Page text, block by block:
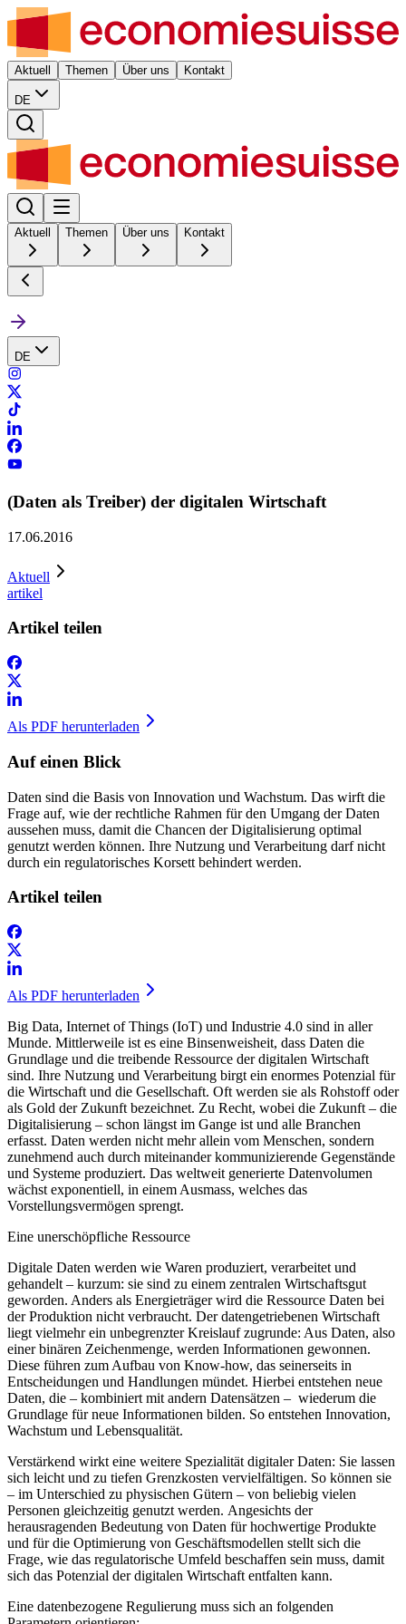
Aktuell Themen Über uns Kontakt
DE
Aktuell Themen Über uns Kontakt
DE
(Daten als Treiber) der digitalen Wirtschaft
17.06.2016
Aktuell
artikel
Artikel teilen
Als PDF herunterladen
Auf einen Blick
Daten sind die Basis von Innovation und Wachstum. Das wirft die
Frage auf, wie der rechtliche Rahmen für den Umgang der Daten
aussehen muss, damit die Chancen der Digitalisierung optimal
genutzt werden können. Ihre Nutzung und Verarbeitung darf nicht
durch ein regulatorisches Korsett behindert werden.
Artikel teilen
Als PDF herunterladen
Big Data, Internet of Things (IoT) und Industrie 4.0 sind in aller
Munde. Mittlerweile ist es eine Binsenweisheit, dass Daten die
Grundlage und die treibende Ressource der digitalen Wirtschaft
sind. Ihre Nutzung und Verarbeitung birgt ein enormes Potenzial für
die Wirtschaft und die Gesellschaft. Oft werden sie als Rohstoff oder
als Gold der Zukunft bezeichnet. Zu Recht, wobei die Zukunft – die
Digitalisierung – schon längst im Gange ist und alle Branchen
erfasst. Daten werden nicht mehr allein vom Menschen, sondern
zunehmend auch durch miteinander kommunizierende Gegenstände
und Systeme produziert. Das weltweit generierte Datenvolumen
wächst exponentiell, in einem Ausmass, welches das
Vorstellungsvermögen sprengt.
Eine unerschöpfliche Ressource
Digitale Daten werden wie Waren produziert, verarbeitet und
gehandelt – kurzum: sie sind zu einem zentralen Wirtschaftsgut
geworden. Anders als Energieträger wird die Ressource Daten bei
der Produktion nicht verbraucht. Der datengetriebenen Wirtschaft
liegt vielmehr ein unbegrenzter Kreislauf zugrunde: Aus Daten, also
einer binären Zeichenmenge, werden Informationen gewonnen.
Diese führen zum Aufbau von Know-how, das seinerseits in
Entscheidungen und Handlungen mündet. Hierbei entstehen neue
Daten, die – kombiniert mit andern Datensätzen – wiederum die
Grundlage für neue Informationen bilden. So entstehen Innovation,
Wachstum und Lebensqualität.
Verstärkend wirkt eine weitere Spezialität digitaler Daten: Sie lassen
sich leicht und zu tiefen Grenzkosten vervielfältigen. So können sie
– im Unterschied zu physischen Gütern – von beliebig vielen
Personen gleichzeitig genutzt werden. Angesichts der
herausragenden Bedeutung von Daten für hochwertige Produkte
und für die Optimierung von Geschäftsmodellen stellt sich die
Frage, wie das regulatorische Umfeld beschaffen sein muss, damit
sich das Potenzial der digitalen Wirtschaft entfalten kann.
Eine datenbezogene Regulierung muss sich an folgenden